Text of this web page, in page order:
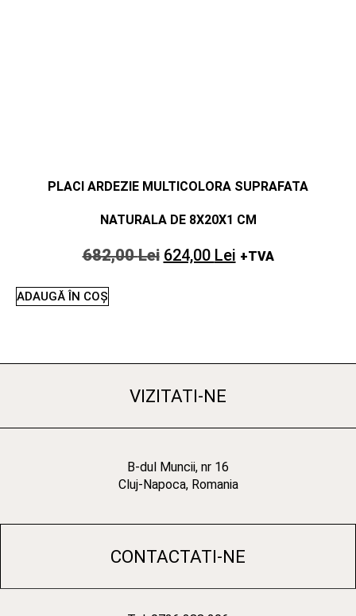
PLACI ARDEZIE MULTICOLORA SUPRAFATA
NATURALA DE 8X20X1 CM
682,00Lei 624,00 Lei +TVA
ADAUGĂ ÎN COȘ
VIZITATI-NE
B-dul Muncii, nr 16
Cluj-Napoca, Romania
CONTACTATI-NE